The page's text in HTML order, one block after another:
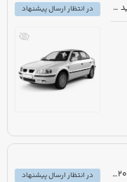
مزایده دولتی خودرو سمند LX مدل 1386 رنگ سفید صدفی
در انتظار ارسال پیشنهاد
مزایده دولتی خودرو کیا اپیروس 3800cc مدل 2009 رنگ سفید
در انتظار ارسال پیشنهاد